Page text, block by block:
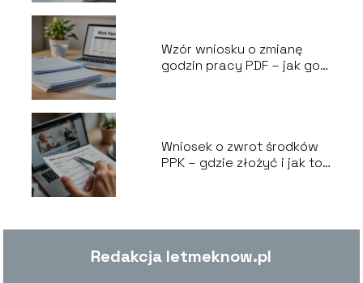
Wzór wniosku o zmianę
godzin pracy PDF – jak go
Wniosek o zwrot środków
PPK – gdzie złożyć i jak to
Redakcja letmeknow.pl